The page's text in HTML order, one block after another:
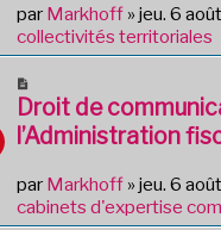
a
u
s
s
g
e
par Markhoff » jeu. 6
collectivités territoriales
o
u
v
a
u
Droit de
l’Administration
par Markhoff » jeu. 6
cabinets d'expertise